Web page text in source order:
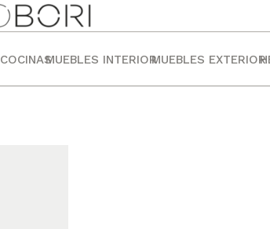
COCINASMUEBLES INTERIORMUEBLES EXTERIOR